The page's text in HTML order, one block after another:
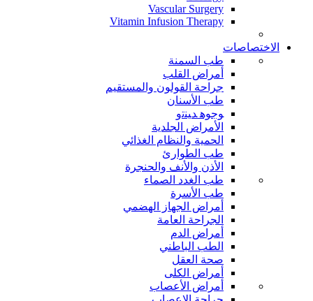
Vascular Surgery
Vitamin Infusion Therapy
الاختصاصات
طب السمنة
أمراض القلب
جراحة القولون والمستقيم
طب الأسنان
ﻮﺟﻮﻫ ﺪﻴﻨﺗﻭ
الأمراض الجلدية
الحمية والنظام الغذائي
طب الطوارئ
الأذن والأنف والحنجرة
طب الغدد الصماء
طب الأسرة
أمراض الجهاز الهضمي
الجراحة العامة
أمراض الدم
الطب الباطني
صحة العقل
أمراض الكلى
أمراض الأعصاب